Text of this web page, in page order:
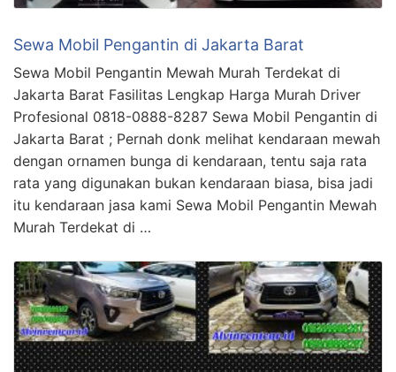
Sewa Mobil Pengantin di Jakarta Barat
Sewa Mobil Pengantin Mewah Murah Terdekat di
Jakarta Barat Fasilitas Lengkap Harga Murah Driver
Profesional 0818-0888-8287 Sewa Mobil Pengantin di
Jakarta Barat ; Pernah donk melihat kendaraan mewah
dengan ornamen bunga di kendaraan, tentu saja rata
rata yang digunakan bukan kendaraan biasa, bisa jadi
itu kendaraan jasa kami Sewa Mobil Pengantin Mewah
Murah Terdekat di …